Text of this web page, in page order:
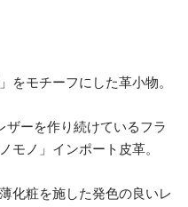
をモチーフにした革小物。
ザーを作り続けているフラ
モノ」インポート皮革。
化粧を施した発色の良いレ